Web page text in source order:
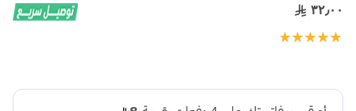
٣٢٫٠٠
تقييم: